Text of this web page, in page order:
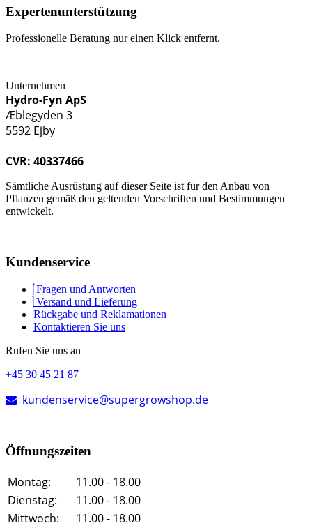
Expertenunterstützung
Professionelle Beratung nur einen Klick entfernt.
Unternehmen
Hydro-Fyn ApS
Æblegyden 3
5592 Ejby
CVR: 40337466
Sämtliche Ausrüstung auf dieser Seite ist für den Anbau von
Pflanzen gemäß den geltenden Vorschriften und Bestimmungen
entwickelt.
Kundenservice
Fragen und Antworten
Versand und Lieferung
Rückgabe und Reklamationen
Kontaktieren Sie uns
Rufen Sie uns an
+45 30 45 21 87
kundenservice@supergrowshop.de
Öffnungszeiten
Montag:
11.00 - 18.00
Dienstag:
11.00 - 18.00
Mittwoch:
11.00 - 18.00